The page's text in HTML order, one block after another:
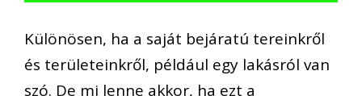
Különösen, ha a saját bejáratú tereinkről
és területeinkről, például egy lakásról van
szó. De mi lenne akkor, ha ezt a